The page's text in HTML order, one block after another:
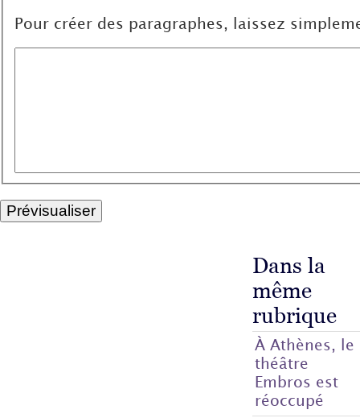
Pour créer des paragraphes, laissez
Dans la
même
rubrique
À Athènes, le
théâtre
Embros est
réoccupé